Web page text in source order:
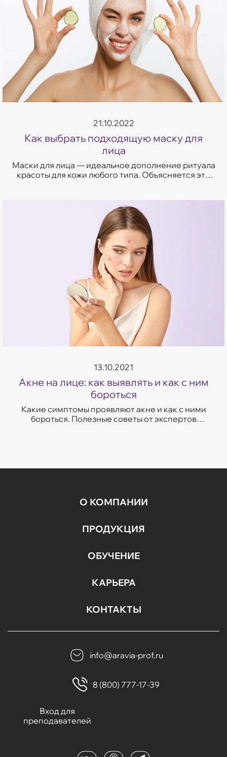
21.10.2022
Как выбрать подходящую маску для
лица
Маски для лица — идеальное дополнение ритуала
красоты для кожи любого типа. Объясняется это
13.10.2021
Акне на лице: как выявлять и как с ним
бороться
Какие симптомы проявляют акне и как с ними
бороться. Полезные советы от экспертов
О КОМПАНИИ
ПРОДУКЦИЯ
ОБУЧЕНИЕ
КАРЬЕРА
КОНТАКТЫ
info@aravia-prof.ru
8 (800) 777-17-39
Вход для
преподавателей